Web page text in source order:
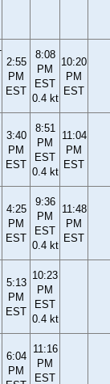
2:55
PM
EST
8:08
PM
EST
0.4 kt
10:20
PM
EST
3:40
PM
EST
8:51
PM
EST
0.4 kt
11:04
PM
EST
4:25
PM
EST
9:36
PM
EST
0.4 kt
11:48
PM
EST
5:13
PM
EST
10:23
PM
EST
0.4 kt
6:04
PM
11:16
PM
EST